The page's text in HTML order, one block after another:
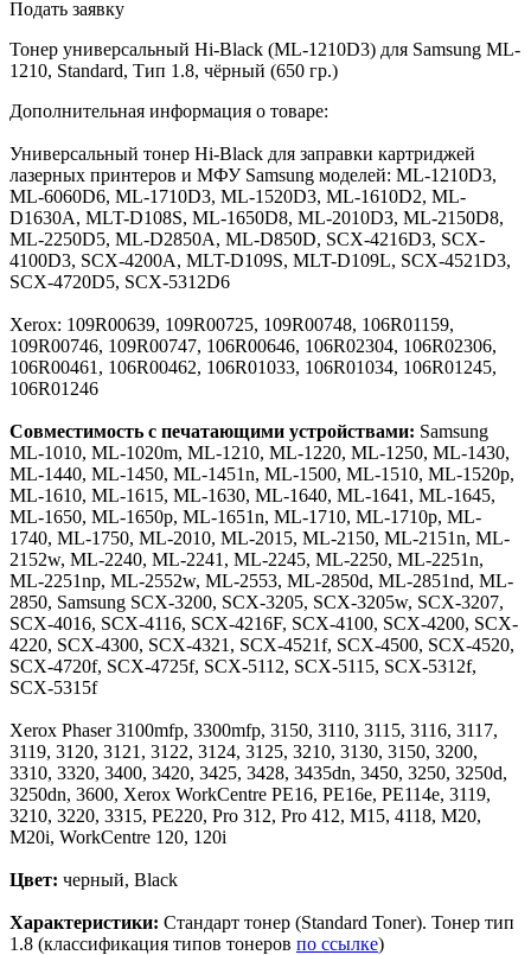
Подать заявку
Тонер универсальный Hi-Black (ML-1210D3) для Samsung ML-
1210, Standard, Тип 1.8, чёрный (650 гр.)
Дополнительная информация о товаре:
Универсальный тонер Hi-Black для заправки картриджей
лазерных принтеров и МФУ Samsung моделей: ML-1210D3,
ML-6060D6, ML-1710D3, ML-1520D3, ML-1610D2, ML-
D1630A, MLT-D108S, ML-1650D8, ML-2010D3, ML-2150D8,
ML-2250D5, ML-D2850A, ML-D850D, SCX-4216D3, SCX-
4100D3, SCX-4200A, MLT-D109S, MLT-D109L, SCX-4521D3,
SCX-4720D5, SCX-5312D6
Xerox: 109R00639, 109R00725, 109R00748, 106R01159,
109R00746, 109R00747, 106R00646, 106R02304, 106R02306,
106R00461, 106R00462, 106R01033, 106R01034, 106R01245,
106R01246
Совместимость с печатающими устройствами: Samsung
ML-1010, ML-1020m, ML-1210, ML-1220, ML-1250, ML-1430,
ML-1440, ML-1450, ML-1451n, ML-1500, ML-1510, ML-1520p,
ML-1610, ML-1615, ML-1630, ML-1640, ML-1641, ML-1645,
ML-1650, ML-1650p, ML-1651n, ML-1710, ML-1710p, ML-
1740, ML-1750, ML-2010, ML-2015, ML-2150, ML-2151n, ML-
2152w, ML-2240, ML-2241, ML-2245, ML-2250, ML-2251n,
ML-2251np, ML-2552w, ML-2553, ML-2850d, ML-2851nd, ML-
2850, Samsung SCX-3200, SCX-3205, SCX-3205w, SCX-3207,
SCX-4016, SCX-4116, SCX-4216F, SCX-4100, SCX-4200, SCX-
4220, SCX-4300, SCX-4321, SCX-4521f, SCX-4500, SCX-4520,
SCX-4720f, SCX-4725f, SCX-5112, SCX-5115, SCX-5312f,
SCX-5315f
Xerox Phaser 3100mfp, 3300mfp, 3150, 3110, 3115, 3116, 3117,
3119, 3120, 3121, 3122, 3124, 3125, 3210, 3130, 3150, 3200,
3310, 3320, 3400, 3420, 3425, 3428, 3435dn, 3450, 3250, 3250d,
3250dn, 3600, Xerox WorkCentre PE16, PE16e, PE114e, 3119,
3210, 3220, 3315, PE220, Pro 312, Pro 412, M15, 4118, M20,
M20i, WorkCentre 120, 120i
Цвет: черный, Black
Характеристики: Стандарт тонер (Standard Toner). Тонер тип
1.8 (классификация типов тонеров по ссылке)